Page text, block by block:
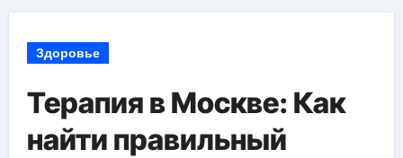
Здоровье
Терапия в Москве: Как
найти правильный